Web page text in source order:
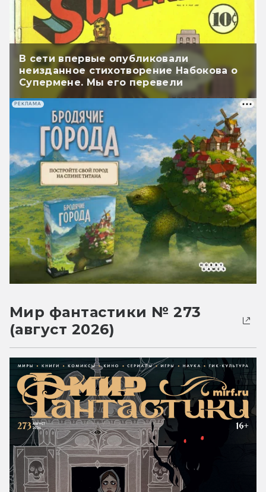
В сети впервые опубликовали
неизданное стихотворение Набокова о
Супермене. Мы его перевели
РЕКЛАМА
Мир фантастики № 273
(август 2026)